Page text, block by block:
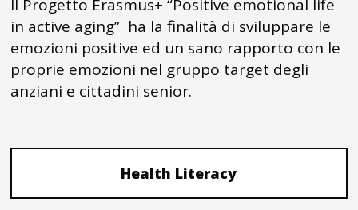
Il Progetto Erasmus+ “Positive emotional life
in active aging” ha la finalità di sviluppare le
emozioni positive ed un sano rapporto con le
proprie emozioni nel gruppo target degli
anziani e cittadini senior.
Health Literacy